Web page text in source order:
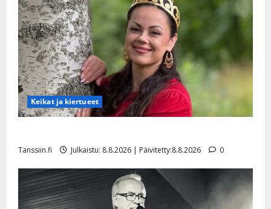
Keikat ja kiertueet
Tanssiin.fi Julkaistu: 8.8.2026 | Päivitetty:8.8.2026 0